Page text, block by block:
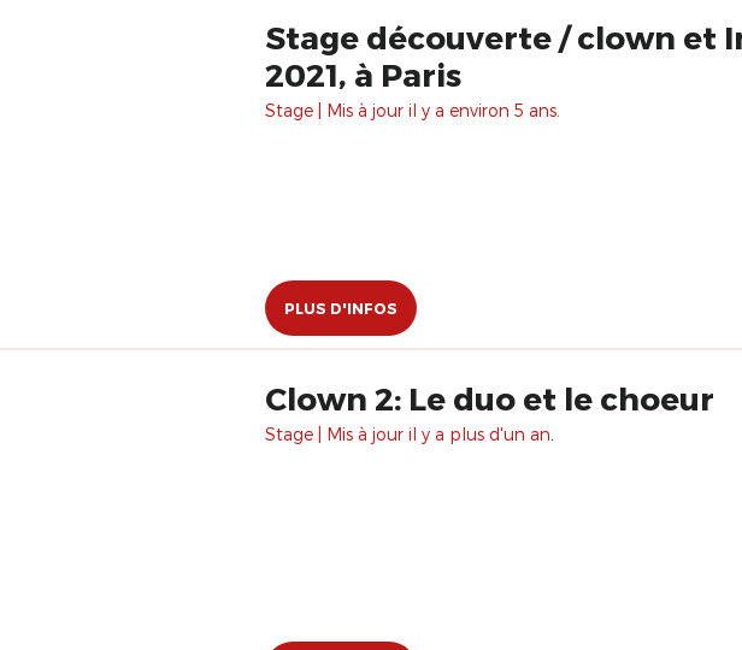
Stage découverte / clown et
2021, à Paris
Stage | Mis à jour il y a environ 5 ans.
PLUS D'INFOS
Clown 2: Le duo et le choeur
Stage | Mis à jour il y a plus d'un an.